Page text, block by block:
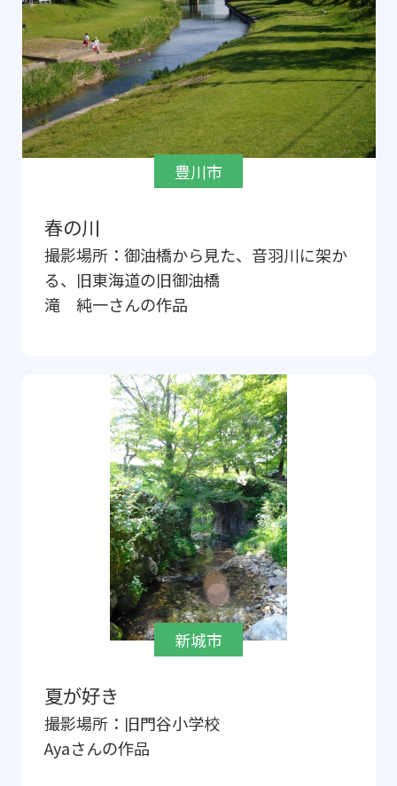
豊川市
春の川
撮影場所： 御油橋から見た、音羽川に架か
る、旧東海道の旧御油橋
滝 純一さんの作品
新城市
夏が好き
撮影場所： 旧門谷小学校
Ayaさんの作品